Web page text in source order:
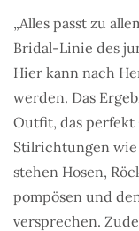
„Alles passt zu
Bridal-Linie des
Hier kann nach
werden. Das
Outfit, das perfekt
Stilrichtungen wie
stehen Hosen,
pompösen und
versprechen.